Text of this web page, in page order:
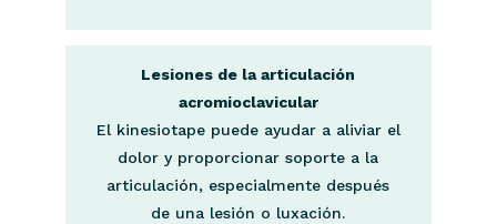
Lesiones de la articulación
acromioclavicular
El kinesiotape puede ayudar a aliviar el
dolor y proporcionar soporte a la
articulación, especialmente después
de una lesión o luxación.